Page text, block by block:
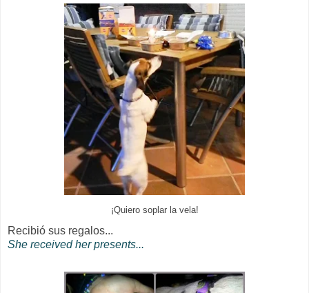
¡Quiero soplar la vela!
Recibió sus regalos...
She received her presents...